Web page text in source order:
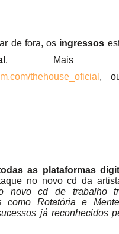
de fora, os ingressos
. Mais
thehouse_oficial ,
as plataformas
no novo cd da
novo cd de trabalho
como Rotatória e
já reconhecidos